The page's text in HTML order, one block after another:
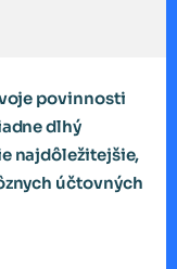
povinnosti
dlhý
najdôležitejšie,
účtovných